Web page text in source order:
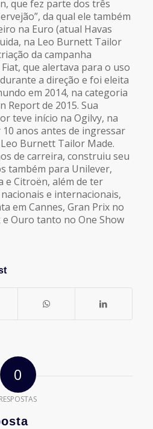
que fez parte dos três
da qual ele também
na Euro (atual Havas
na Leo Burnett Tailor
da campanha
que alertava para o uso
a direção e foi eleita
em 2014, na categoria
Report de 2015. Sua
teve início na Ogilvy, na
anos antes de ingressar
Burnett Tailor Made.
de carreira, construiu seu
também para Unilever,
e Citroën, além de ter
e internacionais,
em Cannes, Gran Prix no
e Ouro tanto no One Show
0
RESPOSTAS